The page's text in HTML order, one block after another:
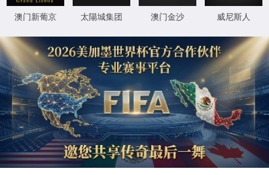
请仔细检查您输入的网址是否正确。
返回官网
XML 地图